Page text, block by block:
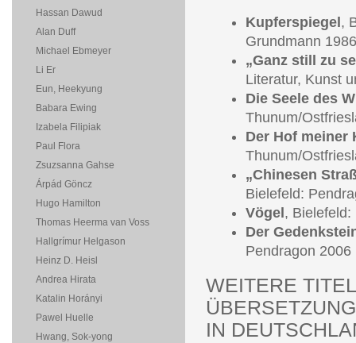
Kupferspiegel ,
Grundmann 1986
„Ganz still zu
Literatur, Kunst
Die Seele des
Thunum/
Der Hof meiner
Thunum/
„Chinesen
Bielefeld:
Vögel , Bielefeld:
Der
Pendragon 2006
WEITERE
IN
Hassan Dawud
Alan Duff
Michael Ebmeyer
Li Er
Eun, Heekyung
Babara Ewing
Izabela Filipiak
Paul Flora
Zsuzsanna Gahse
Árpád Göncz
Hugo Hamilton
Thomas Heerma van Voss
Hallgrímur Helgason
Heinz D. Heisl
Andrea Hirata
Katalin Horányi
Pawel Huelle
Hwang, Sok-yong